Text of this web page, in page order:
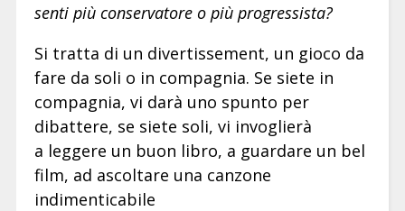
senti più conservatore o più progressista?
Si tratta di un divertissement, un gioco da
fare da soli o in compagnia. Se siete in
compagnia, vi darà uno spunto per
dibattere, se siete soli, vi invoglierà
a leggere un buon libro, a guardare un bel
film, ad ascoltare una canzone
indimenticabile